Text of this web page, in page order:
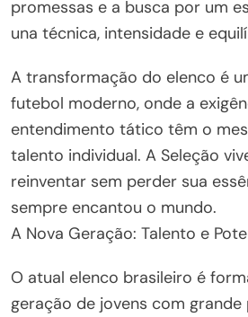
promessas e a busca por um
una técnica, intensidade e
A transformação do elenco é
futebol moderno, onde a
entendimento tático têm o
talento individual. A Seleção
reinventar sem perder sua
sempre encantou o mundo.
A Nova Geração: Talento e
O atual elenco brasileiro é
geração de jovens com